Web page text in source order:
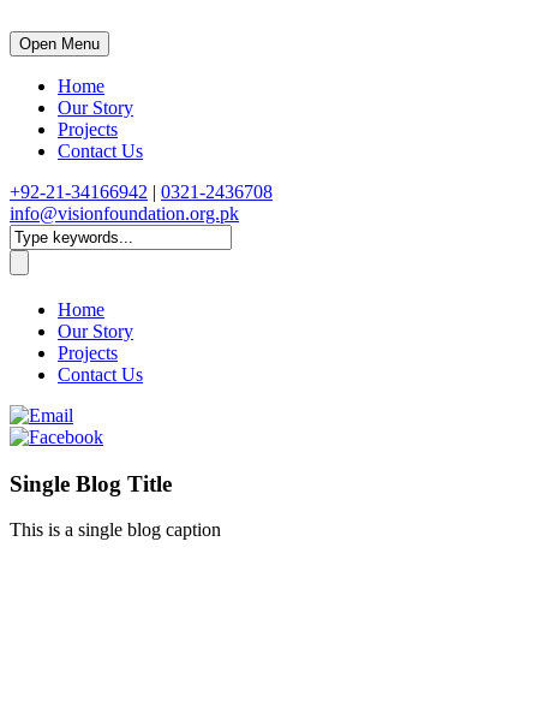
Open Menu
Home
Our Story
Projects
Contact Us
+92-21-34166942 | 0321-2436708
info@visionfoundation.org.pk
Home
Our Story
Projects
Contact Us
Single Blog Title
This is a single blog caption